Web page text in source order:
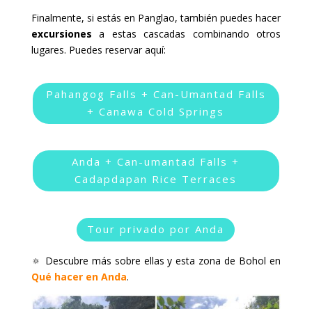
Finalmente, si estás en Panglao, también puedes hacer
excursiones a estas cascadas combinando otros
lugares. Puedes reservar aquí:
Pahangog Falls + Can-Umantad Falls
+ Canawa Cold Springs
Anda + Can-umantad Falls +
Cadapdapan Rice Terraces
Tour privado por Anda
🔅 Descubre más sobre ellas y esta zona de Bohol en
Qué hacer en Anda.